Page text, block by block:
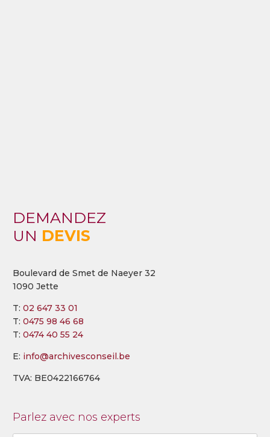
DEMANDEZ
UN DEVIS
Boulevard de Smet de Naeyer 32
1090 Jette
T: 02 647 33 01
T: 0475 98 46 68
T: 0474 40 55 24
E: info@archivesconseil.be
TVA: BE0422166764
Parlez avec nos experts